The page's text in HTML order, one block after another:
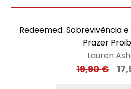
Redeemed: Sobrevivência
Prazer
Lauren
19,90€